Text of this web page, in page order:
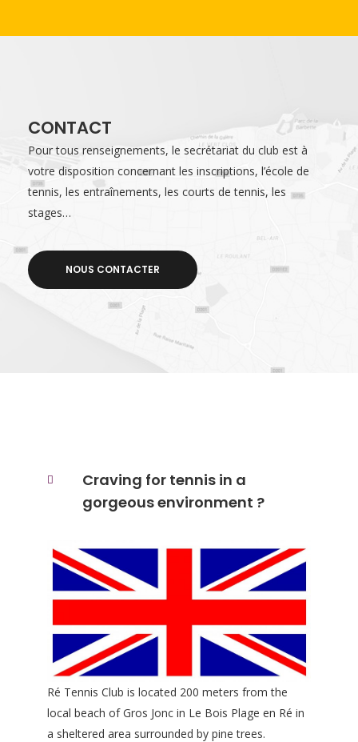
CONTACT
Pour tous renseignements, le secrétariat du club est à
votre disposition concernant les inscriptions, l’école de
tennis, les entraînements, les courts de tennis, les
stages…
NOUS CONTACTER
Craving for tennis in a
gorgeous environment ?
Ré Tennis Club is located 200 meters from the
local beach of Gros Jonc in Le Bois Plage en Ré in
a sheltered area surrounded by pine trees.